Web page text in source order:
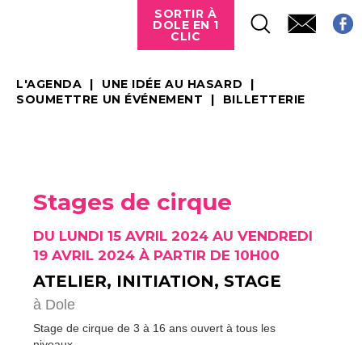
SORTIR À
DOLE EN 1
CLIC
L'AGENDA
UNE IDÉE AU HASARD
SOUMETTRE UN ÉVÉNEMENT
BILLETTERIE
Stages de cirque
DU LUNDI 15 AVRIL 2024 AU VENDREDI
19 AVRIL 2024 À PARTIR DE 10H00
ATELIER, INITIATION, STAGE
à Dole
Stage de cirque de 3 à 16 ans ouvert à tous les